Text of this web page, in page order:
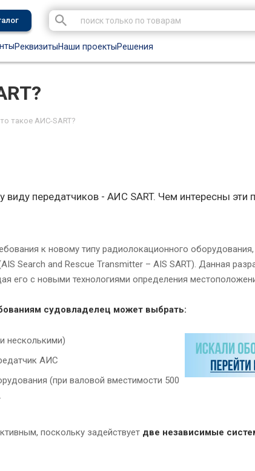
РеквизитыНаши проектыРешения
такое АИС-SART?
передатчиков - АИС SART. Чем интересны эти
к новому типу радиолокационного
Search and Rescue Transmitter – AIS SART). Данная
его с новыми технологиями определения
судовладелец может выбрать:
несколькими)
АИС
(при валовой вместимости 500
поскольку задействует две независимые